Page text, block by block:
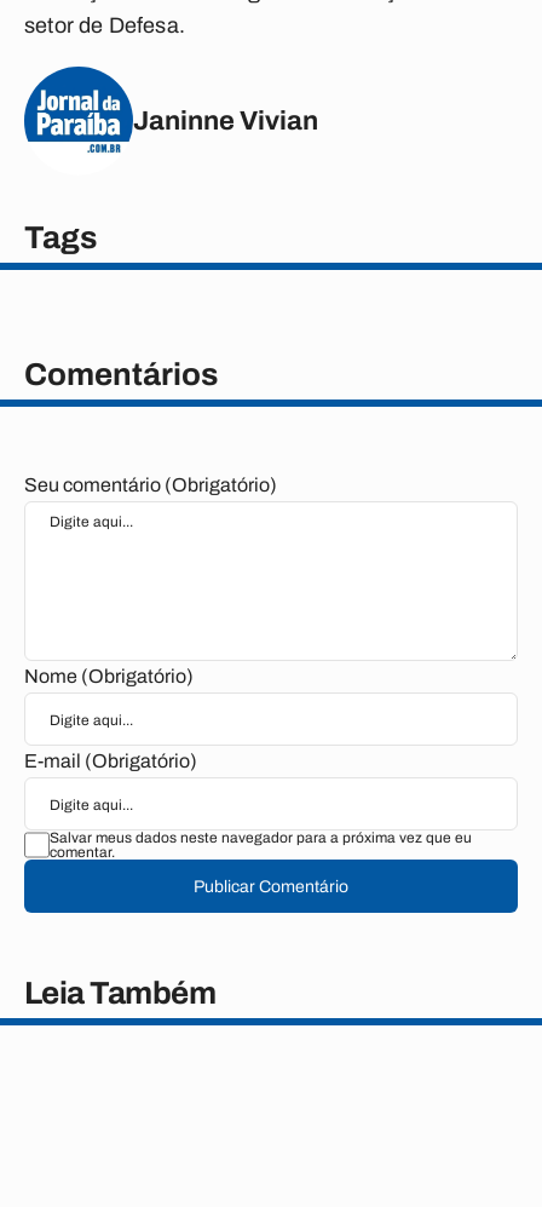
setor de Defesa.
Janinne Vivian
Tags
Comentários
Seu comentário (Obrigatório)
Nome (Obrigatório)
E-mail (Obrigatório)
Salvar meus dados neste navegador para a próxima vez que eu
comentar.
Publicar Comentário
Leia Também